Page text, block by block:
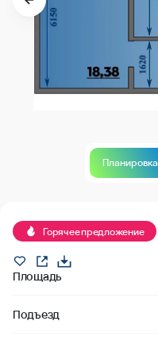
Планировка
Горячее предложение
Площадь
Подъезд